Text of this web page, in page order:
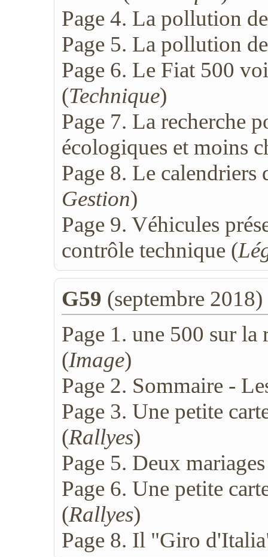
Page 4. La pollution
Page 5. La pollution
Page 6. Le Fiat 500
(Technique)
Page 7. La recherche
écologiques et moins
Page 8. Le calendriers
Gestion)
Page 9. Véhicules
contrôle technique (
G59 (septembre 2018)
Page 1. une 500 sur
(Image)
Page 2. Sommaire -
Page 3. Une petite
(Rallyes)
Page 5. Deux
Page 6. Une petite
(Rallyes)
Page 8. Il "Giro